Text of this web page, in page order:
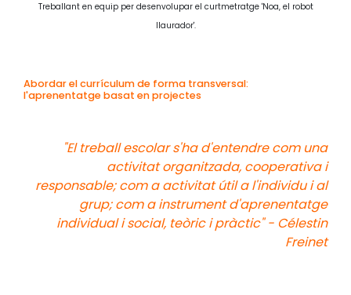
Treballant en equip per desenvolupar el curtmetratge 'Noa, el robot
llaurador'.
Abordar el currículum de forma transversal:
l'aprenentatge basat en projectes
"El treball escolar s'ha d'entendre com una
activitat organitzada, cooperativa i
responsable; com a activitat útil a l'individu i al
grup; com a instrument d'aprenentatge
individual i social, teòric i pràctic" - Célestin
Freinet